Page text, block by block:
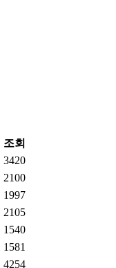
조회
3420
2100
1997
2105
1540
1581
4254